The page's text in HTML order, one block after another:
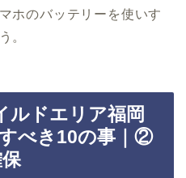
ホのバッテリーを使いす
。
ルドエリア福岡
べき10の事｜②